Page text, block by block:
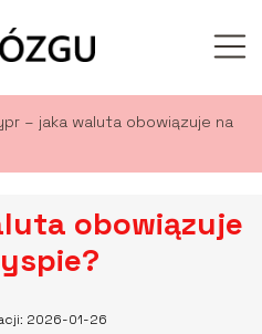
– jaka waluta obowiązuje na
obowiązuje
2026-01-26